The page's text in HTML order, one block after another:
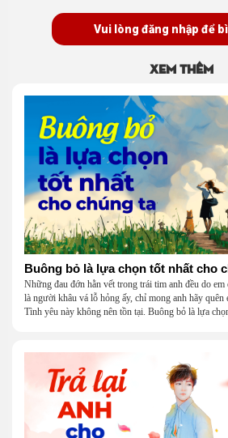
Vui lòng đăng nhập để
Xem thêm
Buông bỏ là lựa chọn tốt nhất cho
Những đau đớn hằn vết trong trái tim anh đều do
là người khâu vá lỗ hỏng ấy, chỉ mong anh hãy quên
Tình yêu này không nên tồn tại. Buông bỏ là lựa